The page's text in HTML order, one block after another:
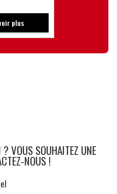
plus
VOUS SOUHAITEZ UNE
NOUS !